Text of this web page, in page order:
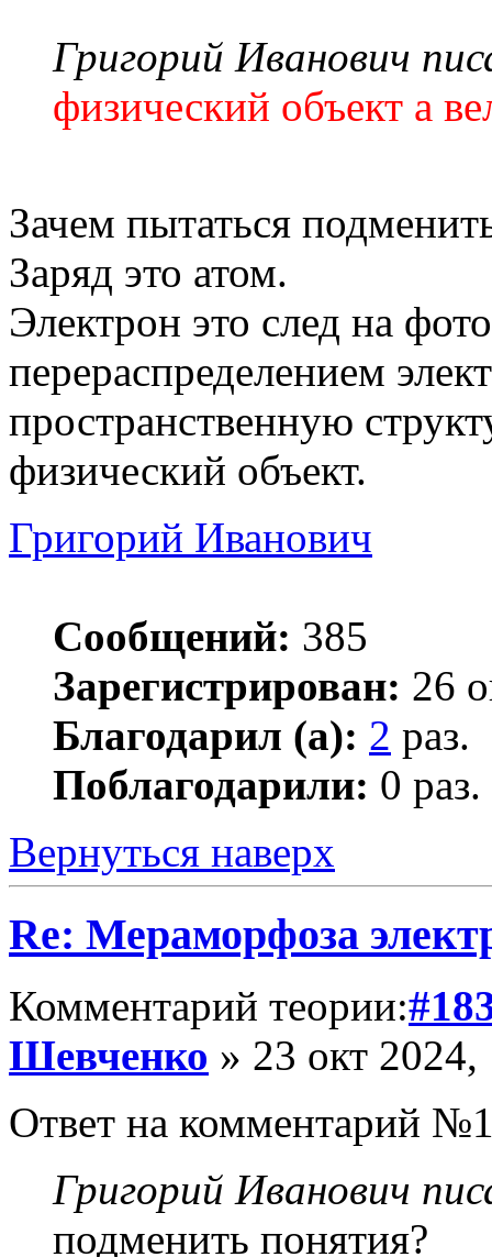
Григорий Иванович
физический объект а
Зачем пытаться
Заряд это атом.
Электрон это след на
перераспределением
пространственную
физический объект.
Григорий Иванович
Сообщений: 385
Зарегистрирован: 26
Благодарил (а): 2 раз.
Поблагодарили: 0 раз.
Вернуться наверх
Re: Мераморфоза
Комментарий теории:
Шевченко » 23 окт 2024,
Ответ на комментарий
Григорий Иванович
подменить понятия?